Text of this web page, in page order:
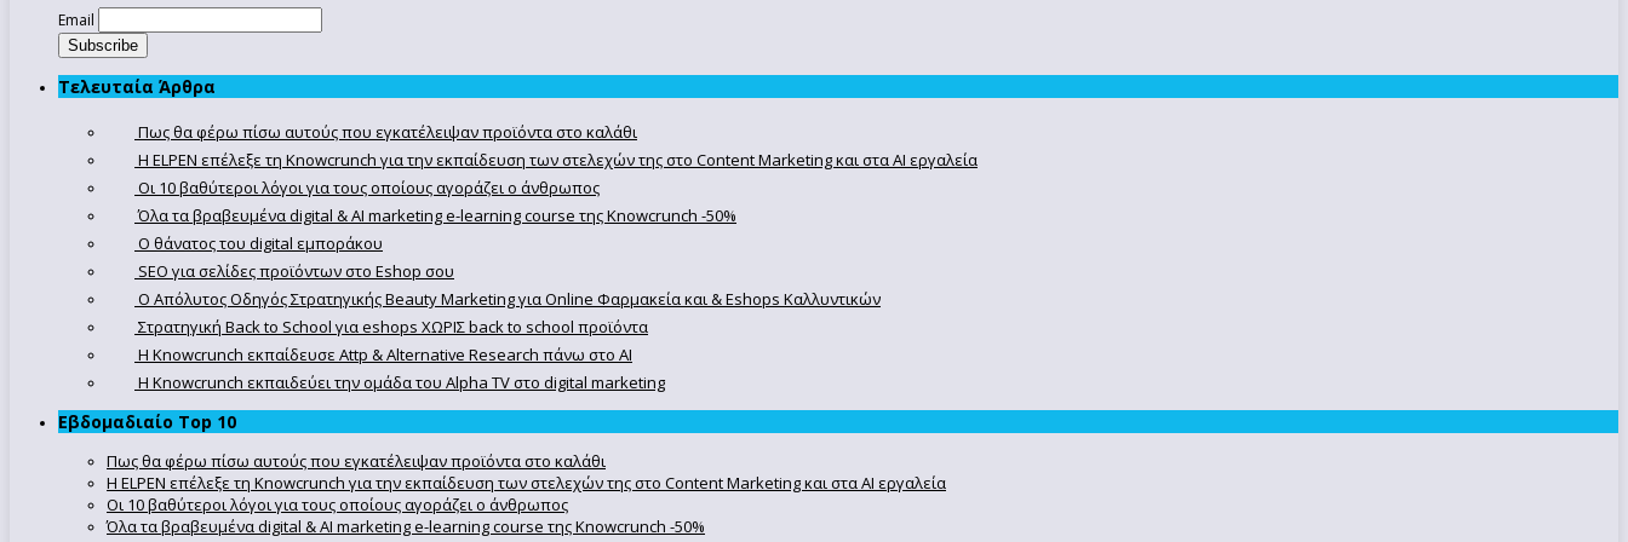
Email
Τελευταία Άρθρα
Πως θα φέρω πίσω αυτούς που εγκατέλειψαν προϊόντα στο καλάθι
Η ELPEN επέλεξε τη Knowcrunch για την εκπαίδευση των στελεχών της στο Content Marketing και στα AI εργαλεία
Οι 10 βαθύτεροι λόγοι για τους οποίους αγοράζει ο άνθρωπος
Όλα τα βραβευμένα digital & AI marketing e-learning course της Knowcrunch -50%
Ο θάνατος του digital εμποράκου
SEO για σελίδες προϊόντων στο Eshop σου
Ο Απόλυτoς Οδηγός Στρατηγικής Beauty Marketing για Online Φαρμακεία και & Eshops Καλλυντικών
Στρατηγική Back to School για eshops ΧΩΡΙΣ back to school προϊόντα
Η Knowcrunch εκπαίδευσε Attp & Alternative Research πάνω στο ΑΙ
Η Knowcrunch εκπαιδεύει την ομάδα του Alpha TV στο digital marketing
Εβδομαδιαίο Top 10
Πως θα φέρω πίσω αυτούς που εγκατέλειψαν προϊόντα στο καλάθι
Η ELPEN επέλεξε τη Knowcrunch για την εκπαίδευση των στελεχών της στο Content Marketing και στα AI εργαλεία
Οι 10 βαθύτεροι λόγοι για τους οποίους αγοράζει ο άνθρωπος
Όλα τα βραβευμένα digital & AI marketing e-learning course της Knowcrunch -50%